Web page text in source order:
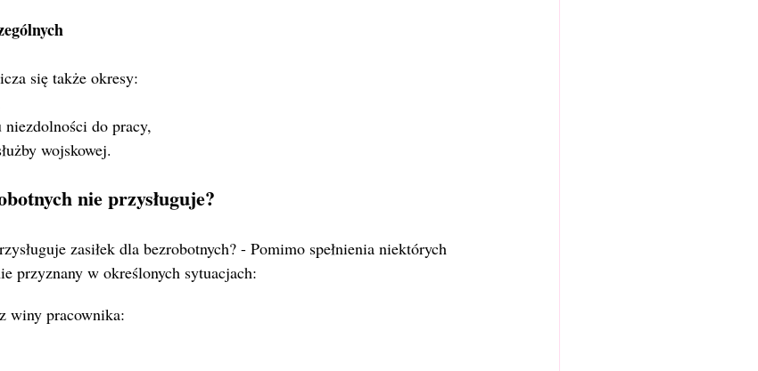
się także okresy:
do pracy,
wojskowej.
nie przysługuje?
zasiłek dla bezrobotnych? - Pomimo spełnienia niektórych
przyznany w określonych sytuacjach:
winy pracownika: